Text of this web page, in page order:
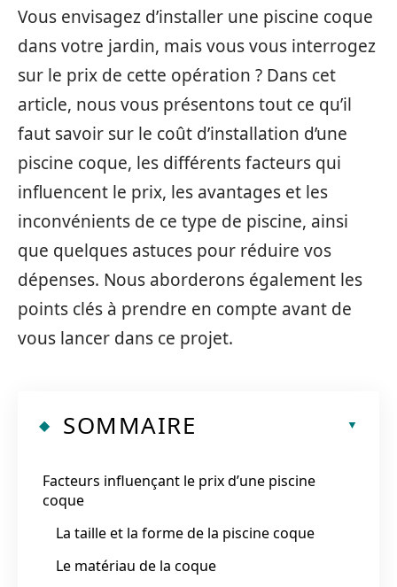
Vous envisagez d’installer une piscine coque
dans votre jardin, mais vous vous interrogez
sur le prix de cette opération ? Dans cet
article, nous vous présentons tout ce qu’il
faut savoir sur le coût d’installation d’une
piscine coque, les différents facteurs qui
influencent le prix, les avantages et les
inconvénients de ce type de piscine, ainsi
que quelques astuces pour réduire vos
dépenses. Nous aborderons également les
points clés à prendre en compte avant de
vous lancer dans ce projet.
SOMMAIRE
Facteurs influençant le prix d’une piscine
coque
La taille et la forme de la piscine coque
Le matériau de la coque